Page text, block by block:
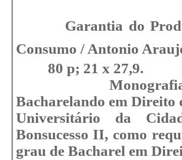
Garantia do
Consumo / Antonio
80 p; 21 x 27,9.
Bacharelando em Direito
Universitário da
Bonsucesso II, como
grau de Bacharel em